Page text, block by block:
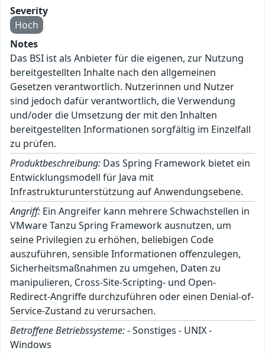
Severity
Hoch
Notes
Das BSI ist als Anbieter für die eigenen, zur Nutzung
bereitgestellten Inhalte nach den allgemeinen
Gesetzen verantwortlich. Nutzerinnen und Nutzer
sind jedoch dafür verantwortlich, die Verwendung
und/oder die Umsetzung der mit den Inhalten
bereitgestellten Informationen sorgfältig im Einzelfall
zu prüfen.
Produktbeschreibung: Das Spring Framework bietet ein
Entwicklungsmodell für Java mit
Infrastrukturunterstützung auf Anwendungsebene.
Angriff: Ein Angreifer kann mehrere Schwachstellen in
VMware Tanzu Spring Framework ausnutzen, um
seine Privilegien zu erhöhen, beliebigen Code
auszuführen, sensible Informationen offenzulegen,
Sicherheitsmaßnahmen zu umgehen, Daten zu
manipulieren, Cross-Site-Scripting- und Open-
Redirect-Angriffe durchzuführen oder einen Denial-of-
Service-Zustand zu verursachen.
Betroffene Betriebssysteme:- Sonstiges - UNIX -
Windows